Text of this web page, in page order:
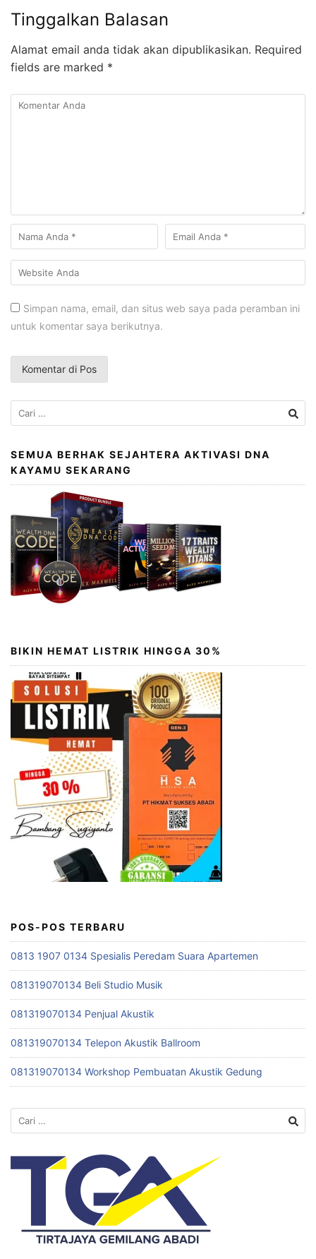
Tinggalkan Balasan
Alamat email anda tidak akan dipublikasikan. Required
fields are marked *
Simpan nama, email, dan situs web saya pada peramban ini
untuk komentar saya berikutnya.
Cari
untuk:
SEMUA BERHAK SEJAHTERA AKTIVASI DNA
KAYAMU SEKARANG
BIKIN HEMAT LISTRIK HINGGA 30%
POS-POS TERBARU
0813 1907 0134 Spesialis Peredam Suara Apartemen
081319070134 Beli Studio Musik
081319070134 Penjual Akustik
081319070134 Telepon Akustik Ballroom
081319070134 Workshop Pembuatan Akustik Gedung
Cari
untuk: